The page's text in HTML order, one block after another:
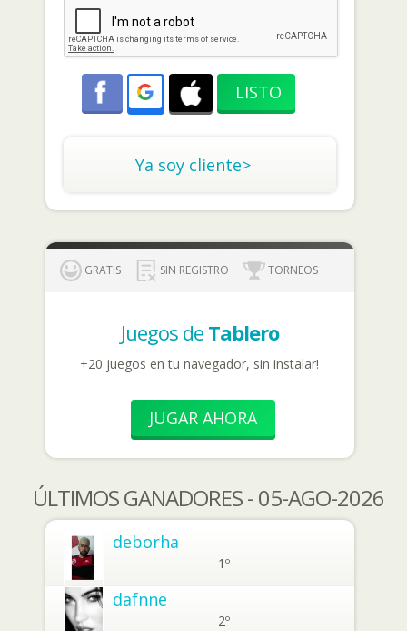
Ya soy cliente>
GRATIS SIN REGISTRO TORNEOS
Juegos de Tablero
+20 juegos en tu navegador, sin instalar!
JUGAR AHORA
ÚLTIMOS GANADORES - 05-AGO-2026
deborha
1º
dafnne
2º